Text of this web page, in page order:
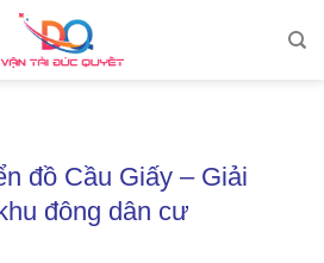
đồ Cầu Giấy – Giải
đông dân cư